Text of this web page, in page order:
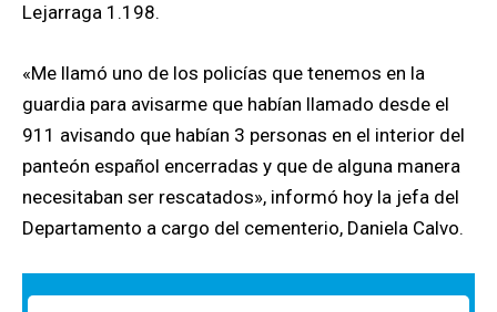
Lejarraga 1.198.
«Me llamó uno de los policías que tenemos en la
guardia para avisarme que habían llamado desde el
911 avisando que habían 3 personas en el interior del
panteón español encerradas y que de alguna manera
necesitaban ser rescatados», informó hoy la jefa del
Departamento a cargo del cementerio, Daniela Calvo.